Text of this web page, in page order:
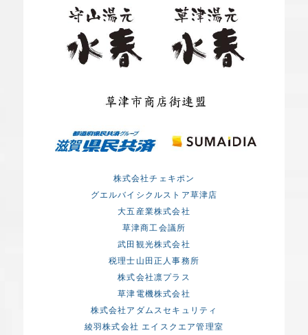
株式会社チェキポン
グエルバイシクルストア草津店
大五産業株式会社
草津商工会議所
武田観光株式会社
税理士山田正人事務所
株式会社凛プラス
草津電機株式会社
株式会社アダムスセキュリティ
綾羽株式会社 エイスクエア管理室